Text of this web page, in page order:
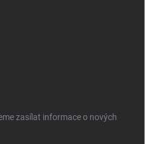
zasílat informace o nových